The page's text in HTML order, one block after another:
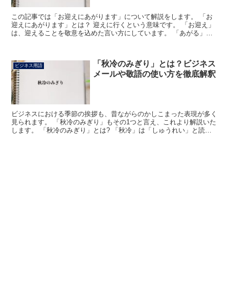
この記事では「お迎えにあがります」について解説をします。 「お
迎えにあがります」とは？ 迎えに行くという意味です。 「お迎え」
は、迎えることを敬意を込めた言い方にしています。 「あがる」は
ビジネス用語
「秋冷のみぎり」とは？ビジネス
メールや敬語の使い方を徹底解釈
ビジネスにおける季節の挨拶も、昔ながらのかしこまった表現が多く
見られます。 「秋冷のみぎり」もその1つと言え、これより解説いた
します。 「秋冷のみぎり」とは? 「秋冷」は「しゅうれい」と読み